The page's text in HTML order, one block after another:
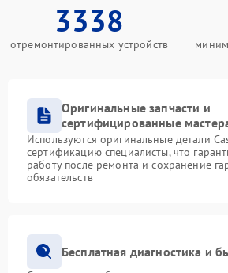
3338
отремонтированных устройств
Оригинальные запчасти и
сертифицированные
Используются оригинальные детали
сертификацию специалисты, что
работу после ремонта и сохранение
обязательств
Бесплатная диагностика и